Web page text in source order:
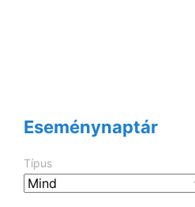
Eseménynaptár
Típus